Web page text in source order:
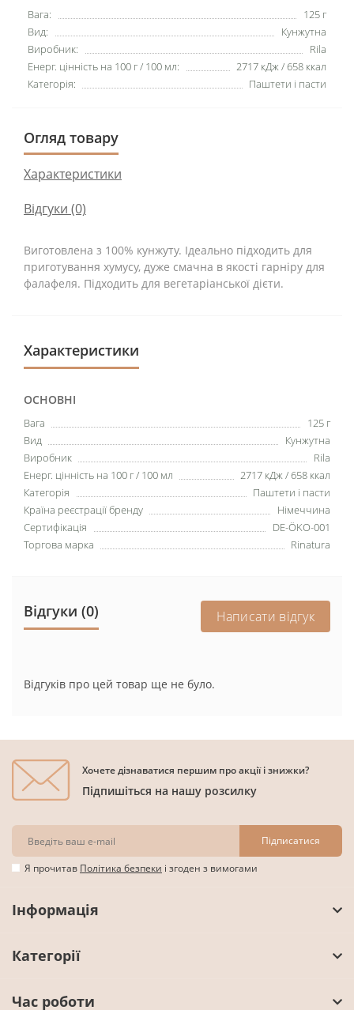
Вага:
125 г
Вид:
Кунжутна
Виробник:
Rila
Енерг. цінність на 100 г / 100 мл:
2717 кДж / 658 ккал
Категорія:
Паштети і пасти
Огляд товару
Характеристики
Відгуки (0)
Виготовлена з 100% кунжуту. Ідеально підходить для
приготування хумусу, дуже смачна в якості гарніру для
фалафеля. Підходить для вегетаріанської дієти.
Характеристики
ОСНОВНІ
Вага
125 г
Вид
Кунжутна
Виробник
Rila
Енерг. цінність на 100 г / 100 мл
2717 кДж / 658 ккал
Категорія
Паштети і пасти
Країна реєстрації бренду
Німеччина
Сертифікація
DE-ÖKO-001
Торгова марка
Rinatura
Відгуки (0) Написати відгук
Відгуків про цей товар ще не було.
Хочете дізнаватися першим про акції і знижки?
Підпишіться на нашу розсилку
Підписатися
Я прочитав Політика безпеки і згоден з вимогами
Інформація
Категорії
Час роботи